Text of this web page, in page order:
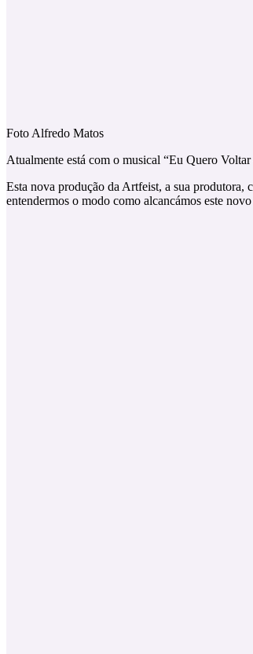
Foto Alfredo Matos
Atualmente está com o musical “Eu Quero
Esta nova produção da Artfeist, a sua produtora,
entendermos o modo como alcancámos este